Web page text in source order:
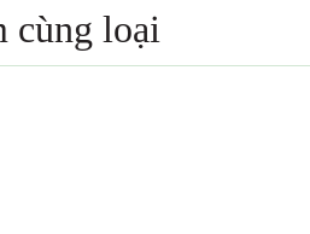
cùng loại